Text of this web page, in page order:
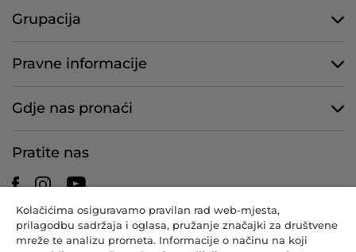
Grupacija
Pravne informacije
Gdje nas pronaći
Pratite nas
CANDY HOOVER GROUP S.r.I. – s jednim članom – REGISTRIRANO
SJEDIŠTE: Via Comolli, 57 – 20861 Brugherio (MB) – Italija –
Kolačićima osiguravamo pravilan rad web-mjesta,
prilagodbu sadržaja i oglasa, pružanje značajki za društvene
mreže te analizu prometa. Informacije o načinu na koji